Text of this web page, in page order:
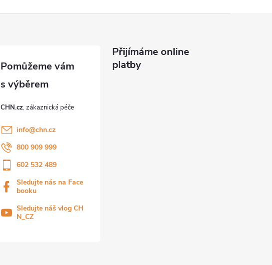
CHN.cz
info@chn.cz
800 909 999
602 532 489
Sledujte nás na Face
booku
Sledujte náš vlog CH
N_CZ
Přijímáme online
platby